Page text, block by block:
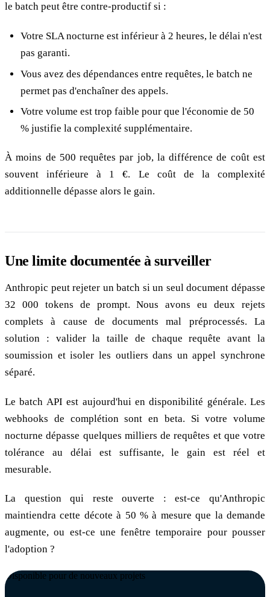
le batch peut être contre-productif si :
Votre SLA nocturne est inférieur à 2 heures, le délai n'est
pas garanti.
Vous avez des dépendances entre requêtes, le batch ne
permet pas d'enchaîner des appels.
Votre volume est trop faible pour que l'économie de 50
% justifie la complexité supplémentaire.
À moins de 500 requêtes par job, la différence de coût est
souvent inférieure à 1 €. Le coût de la complexité
additionnelle dépasse alors le gain.
Une limite documentée à surveiller
Anthropic peut rejeter un batch si un seul document dépasse
32 000 tokens de prompt. Nous avons eu deux rejets
complets à cause de documents mal préprocessés. La
solution : valider la taille de chaque requête avant la
soumission et isoler les outliers dans un appel synchrone
séparé.
Le batch API est aujourd'hui en disponibilité générale. Les
webhooks de complétion sont en beta. Si votre volume
nocturne dépasse quelques milliers de requêtes et que votre
tolérance au délai est suffisante, le gain est réel et
mesurable.
La question qui reste ouverte : est-ce qu'Anthropic
maintiendra cette décote à 50 % à mesure que la demande
augmente, ou est-ce une fenêtre temporaire pour pousser
l'adoption ?
Disponible pour de nouveaux projets